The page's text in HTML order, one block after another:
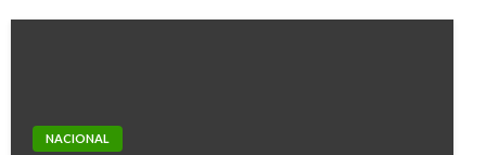
NACIONAL